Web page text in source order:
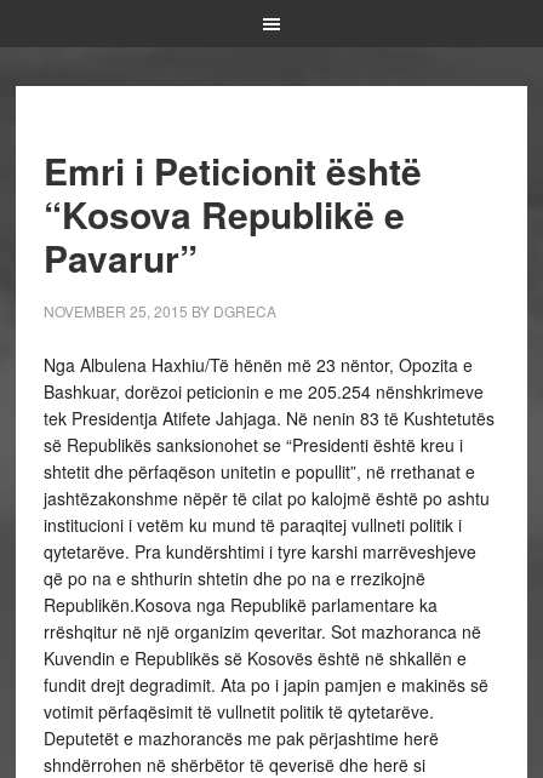
Emri i Peticionit është
“Kosova Republikë e
Pavarur”
NOVEMBER 25, 2015 BY DGRECA
Nga Albulena Haxhiu/Të hënën më 23 nëntor, Opozita e
Bashkuar, dorëzoi peticionin e me 205.254 nënshkrimeve
tek Presidentja Atifete Jahjaga. Në nenin 83 të Kushtetutës
së Republikës sanksionohet se “Presidenti është kreu i
shtetit dhe përfaqëson unitetin e popullit”, në rrethanat e
jashtëzakonshme nëpër të cilat po kalojmë është po ashtu
institucioni i vetëm ku mund të paraqitej vullneti politik i
qytetarëve. Pra kundërshtimi i tyre karshi marrëveshjeve
që po na e shthurin shtetin dhe po na e rrezikojnë
Republikën.Kosova nga Republikë parlamentare ka
rrëshqitur në një organizim qeveritar. Sot mazhoranca në
Kuvendin e Republikës së Kosovës është në shkallën e
fundit drejt degradimit. Ata po i japin pamjen e makinës së
votimit përfaqësimit të vullnetit politik të qytetarëve.
Deputetët e mazhorancës me pak përjashtime herë
shndërrohen në shërbëtor të qeverisë dhe herë si